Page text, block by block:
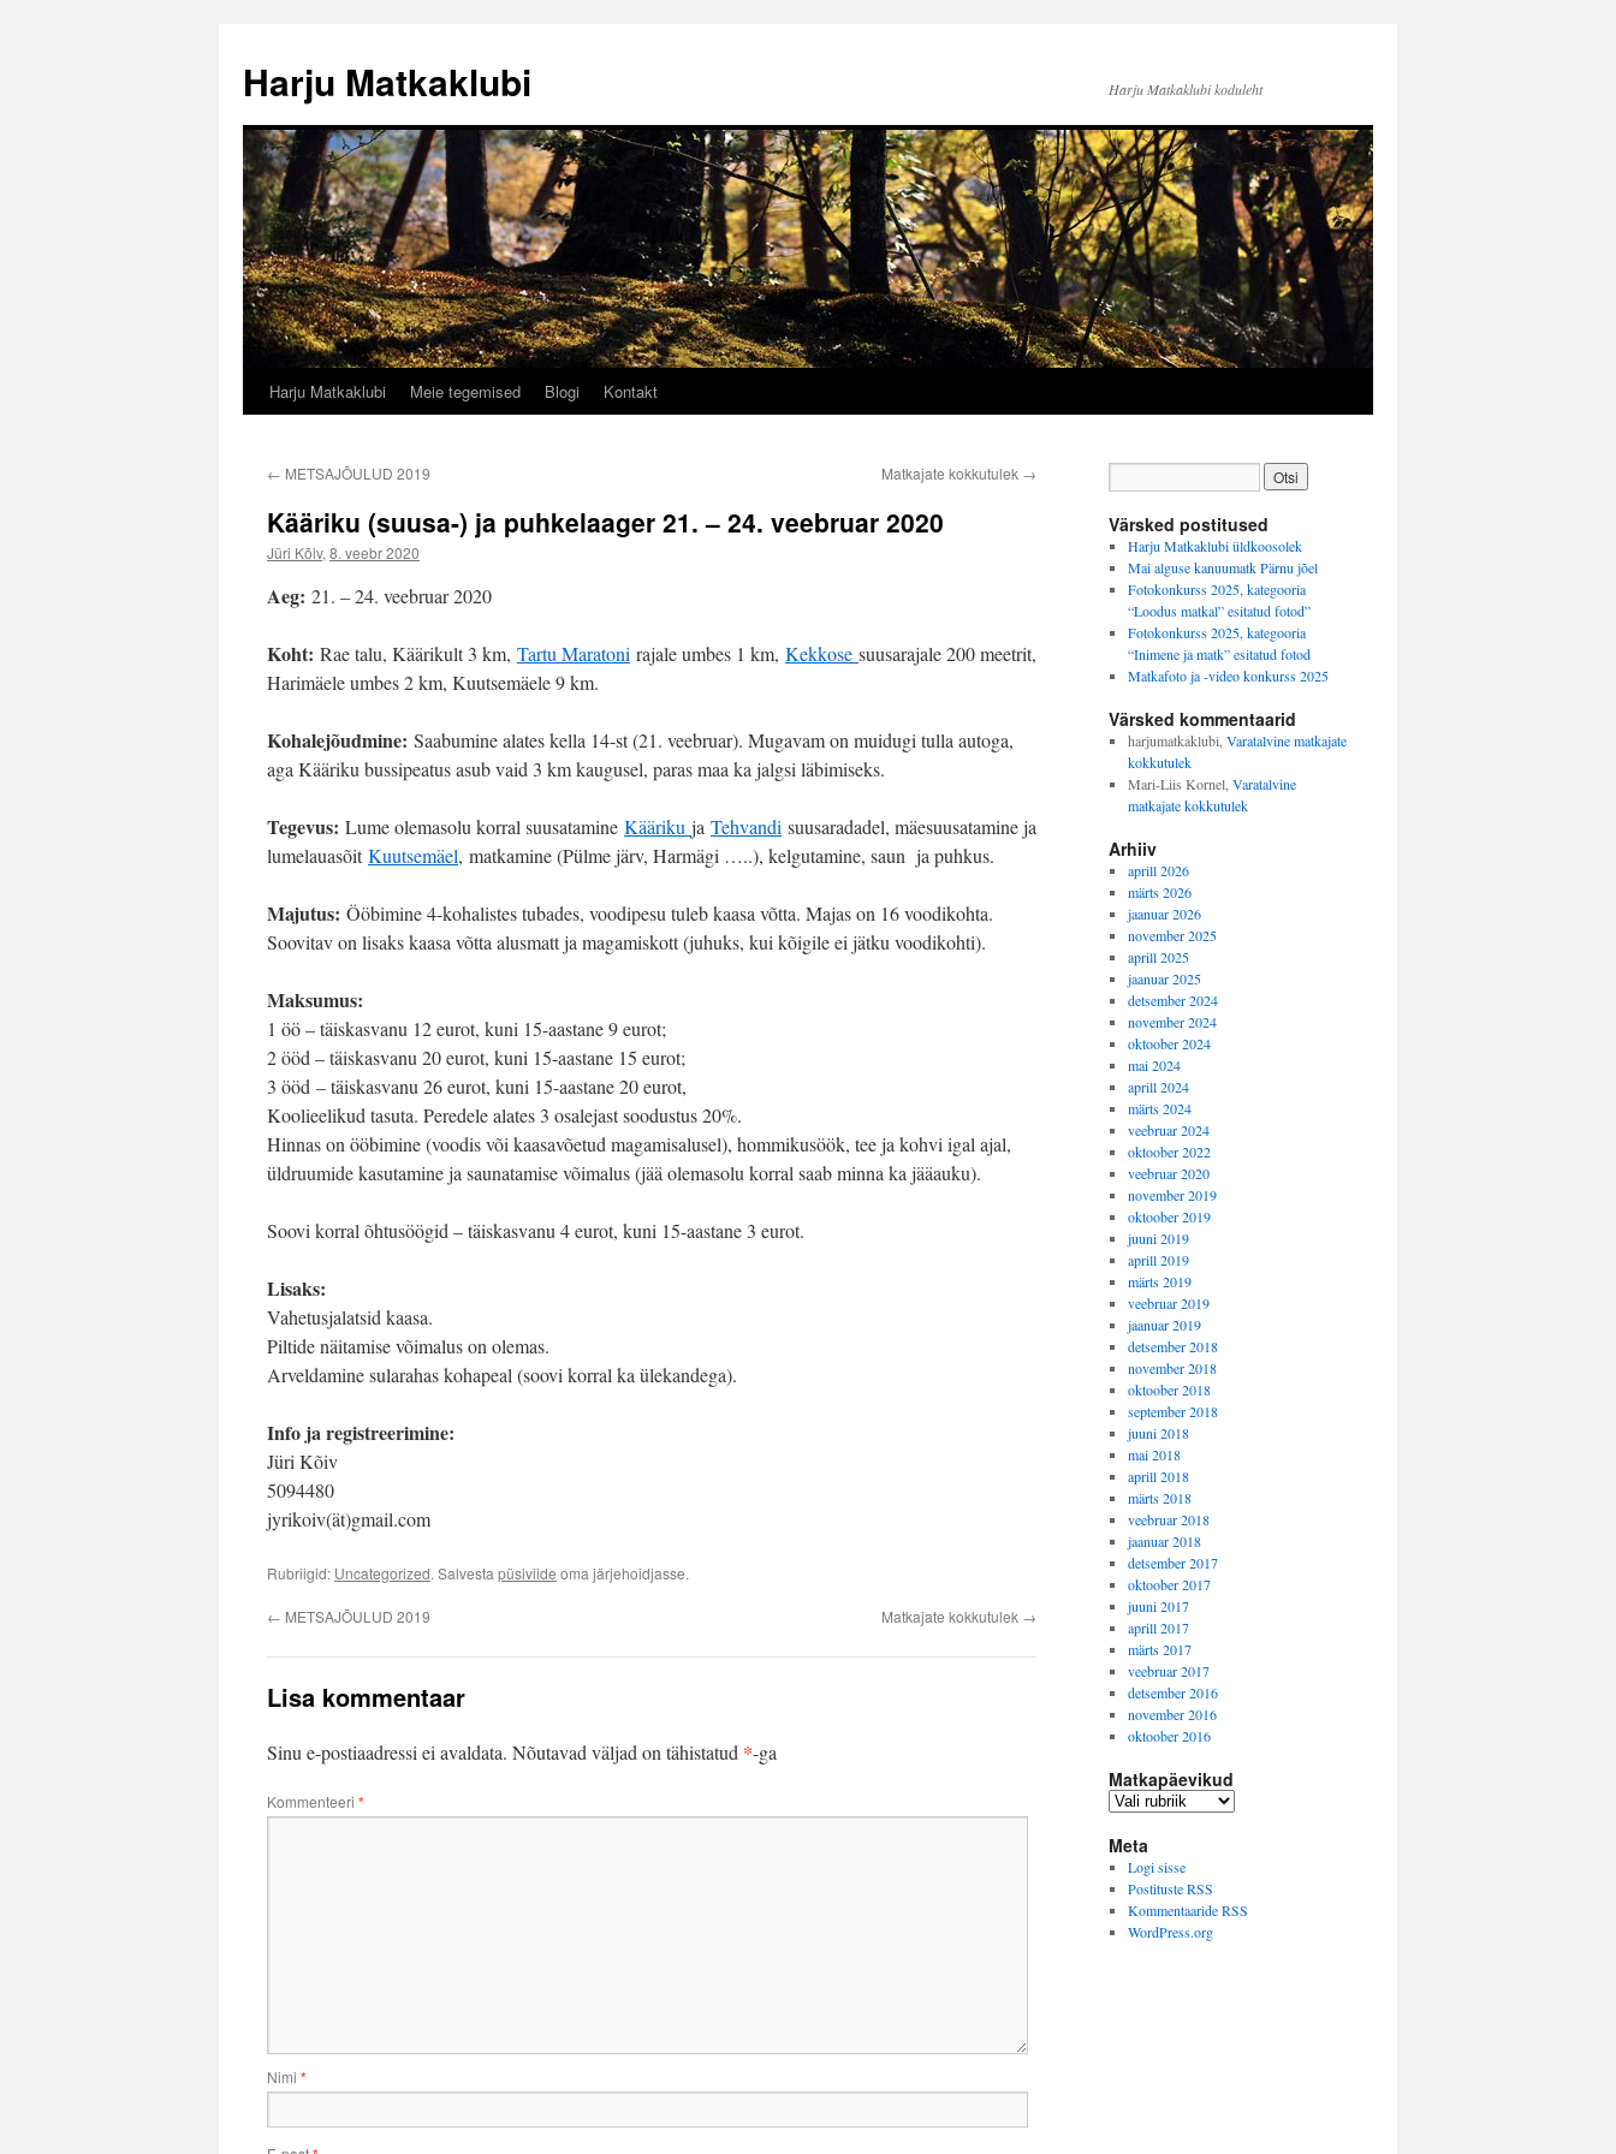
juurde
Harju Matkaklubi Harju Matkaklubi koduleht
Harju Matkaklubi Meie tegemised Blogi Kontakt
← METSAJÕULUD 2019 Matkajate kokkutulek →
Kääriku (suusa-) ja puhkelaager 21. – 24. veebruar 2020
Jüri Kõiv, 8. veebr 2020
Aeg: 21. – 24. veebruar 2020
Koht: Rae talu, Käärikult 3 km, Tartu Maratoni rajale umbes 1 km, Kekkose suusarajale 200 meetrit,
Harimäele umbes 2 km, Kuutsemäele 9 km.
Kohalejõudmine: Saabumine alates kella 14-st (21. veebruar). Mugavam on muidugi tulla autoga,
aga Kääriku bussipeatus asub vaid 3 km kaugusel, paras maa ka jalgsi läbimiseks.
Tegevus: Lume olemasolu korral suusatamine Kääriku ja Tehvandi suusaradadel, mäesuusatamine ja
lumelauasõitKuutsemäel, matkamine (Pülme järv, Harmägi …..), kelgutamine, saun ja puhkus.
Majutus: Ööbimine 4-kohalistes tubades, voodipesu tuleb kaasa võtta. Majas on 16 voodikohta.
Soovitav on lisaks kaasa võtta alusmatt ja magamiskott (juhuks, kui kõigile ei jätku voodikohti).
Maksumus:
1 öö – täiskasvanu 12 eurot, kuni 15-aastane 9 eurot;
2 ööd – täiskasvanu 20 eurot, kuni 15-aastane 15 eurot;
3 ööd – täiskasvanu 26 eurot, kuni 15-aastane 20 eurot,
Koolieelikud tasuta. Peredele alates 3 osalejast soodustus 20%.
Hinnas on ööbimine (voodis või kaasavõetud magamisalusel), hommikusöök, tee ja kohvi igal ajal,
üldruumide kasutamine ja saunatamise võimalus (jää olemasolu korral saab minna ka jääauku).
Soovi korral õhtusöögid – täiskasvanu 4 eurot, kuni 15-aastane 3 eurot.
Lisaks:
Vahetusjalatsid kaasa.
Piltide näitamise võimalus on olemas.
Arveldamine sularahas kohapeal (soovi korral ka ülekandega).
Info ja registreerimine:
Jüri Kõiv
5094480
jyrikoiv(ät)gmail.com
Rubriigid: Uncategorized. Salvesta püsiviide oma järjehoidjasse.
← METSAJÕULUD 2019 Matkajate kokkutulek →
Lisa kommentaar
Sinu e-postiaadressi ei avaldata. Nõutavad väljad on tähistatud *-ga
Kommenteeri *
Nimi *
Värsked postitused
Harju Matkaklubi üldkoosolek
Mai alguse kanuumatk Pärnu jõel
Fotokonkurss 2025, kategooria
“Loodus matkal” esitatud fotod”
Fotokonkurss 2025, kategooria
“Inimene ja matk” esitatud fotod
Matkafoto ja -video konkurss 2025
Värsked kommentaarid
harjumatkaklubi Varatalvine matkajate
kokkutulek
Mari-Liis Kornel, Varatalvine
matkajate kokkutulek
Arhiiv
aprill 2026
märts 2026
jaanuar 2026
november 2025
aprill 2025
jaanuar 2025
detsember 2024
november 2024
oktoober 2024
mai 2024
aprill 2024
märts 2024
veebruar 2024
oktoober 2022
veebruar 2020
november 2019
oktoober 2019
juuni 2019
aprill 2019
märts 2019
veebruar 2019
jaanuar 2019
detsember 2018
november 2018
oktoober 2018
september 2018
juuni 2018
mai 2018
aprill 2018
märts 2018
veebruar 2018
jaanuar 2018
detsember 2017
oktoober 2017
juuni 2017
aprill 2017
märts 2017
veebruar 2017
detsember 2016
november 2016
oktoober 2016
Matkapäevikud
Matkapäevikud
Meta
Logi sisse
Postituste RSS
Kommentaaride RSS
WordPress.org